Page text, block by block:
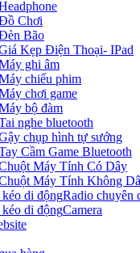
Chơi
Bão
Kẹp Điện Thoại- IPad
ghi âm
chiếu phim
chơi game
bộ đàm
nghe bluetooth
chụp hình tự sướng
Cầm Game Bluetooth
Máy Tính Có Dây
Máy Tính Không
Radio chuyên
Camera